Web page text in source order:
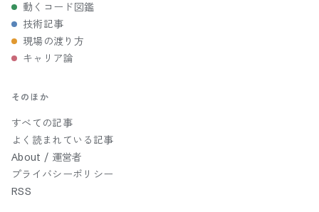
動くコード図鑑
技術記事
現場の渡り方
キャリア論
そのほか
すべての記事
よく読まれている記事
About / 運営者
プライバシーポリシー
RSS